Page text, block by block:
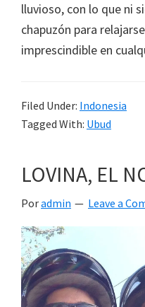
lluvioso, con lo que ni
chapuzón para
imprescindible en
Filed Under: Indonesia
Tagged With: Ubud
LOVINA, EL
Poradmin Leave a